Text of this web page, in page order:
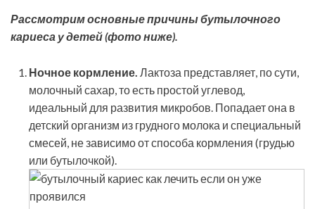
Рассмотрим основные причины бутылочного
кариеса у детей (фото ниже).
Ночное кормление. Лактоза представляет, по сути,
молочный сахар, то есть простой углевод,
идеальный для развития микробов. Попадает она в
детский организм из грудного молока и специальный
смесей, не зависимо от способа кормления (грудью
или бутылочкой).